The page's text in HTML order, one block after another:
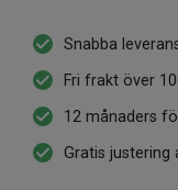
urval av
oslagbara
sortiment
välkända
priser.
Snabba
Fri frakt över
12 månaders
Gratis justering